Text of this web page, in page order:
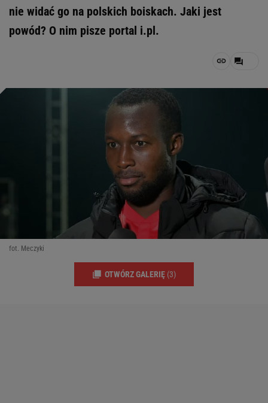
nie widać go na polskich boiskach. Jaki jest
powód? O nim pisze portal i.pl.
fot. Meczyki
OTWÓRZ GALERIĘ (3)